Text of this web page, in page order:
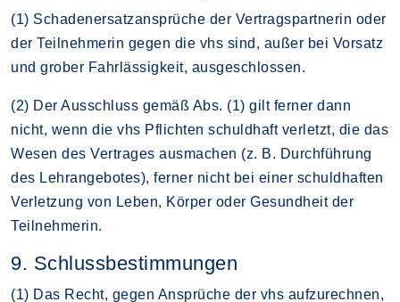
(1) Schadenersatzansprüche der Vertragspartnerin oder
der Teilnehmerin gegen die vhs sind, außer bei Vorsatz
und grober Fahrlässigkeit, ausgeschlossen.
(2) Der Ausschluss gemäß Abs. (1) gilt ferner dann
nicht, wenn die vhs Pflichten schuldhaft verletzt, die das
Wesen des Vertrages ausmachen (z. B. Durchführung
des Lehrangebotes), ferner nicht bei einer schuldhaften
Verletzung von Leben, Körper oder Gesundheit der
Teilnehmerin.
9. Schlussbestimmungen
(1) Das Recht, gegen Ansprüche der vhs aufzurechnen,